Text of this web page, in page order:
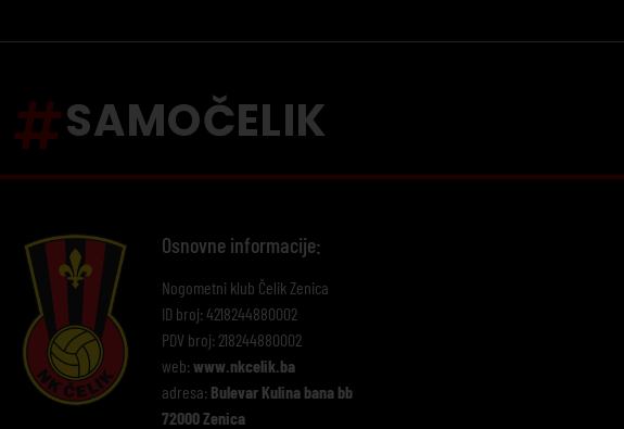
SAMOČELIK
Osnovne informacije:
Nogometni klub Čelik Zenica
ID broj: 4218244880002
PDV broj: 218244880002
web: www.nkcelik.ba
adresa: Bulevar Kulina bana bb
72000 Zenica